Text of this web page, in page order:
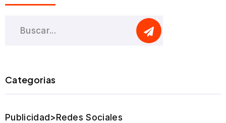
Categorias
Publicidad>Redes Sociales